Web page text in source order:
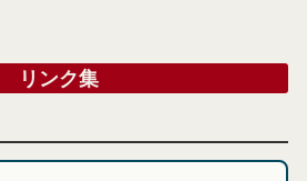
リンク集